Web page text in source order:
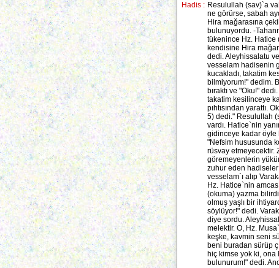
Hadis : Resulullah (sav)`a
ne görürse, sabah
Hira mağarasına
bulunuyordu. -
tükenince Hz. Hatice
kendisine Hira
dedi. Aleyhissalatu
vesselam hadisenin
kucakladı, takatim
bilmiyorum!" dedim.
bıraktı ve "Oku!"
takatim kesilinceye
pıhtısından yarattı.
5) dedi." Resulullah
vardı. Hatice`nin
gidinceye kadar öyle
"Nefsim hususunda
rüsvay etmeyecektir.
göremeyenlerin
zuhur eden hadiseler
vesselam`ı alıp
Hz. Hatice`nin
(okuma) yazma
olmuş yaşlı bir
söylüyor!" dedi.
diye sordu.
melektir. O, Hz.
keşke, kavmin seni
beni buradan sürüp
hiç kimse yok ki,
bulunurum!" dedi.